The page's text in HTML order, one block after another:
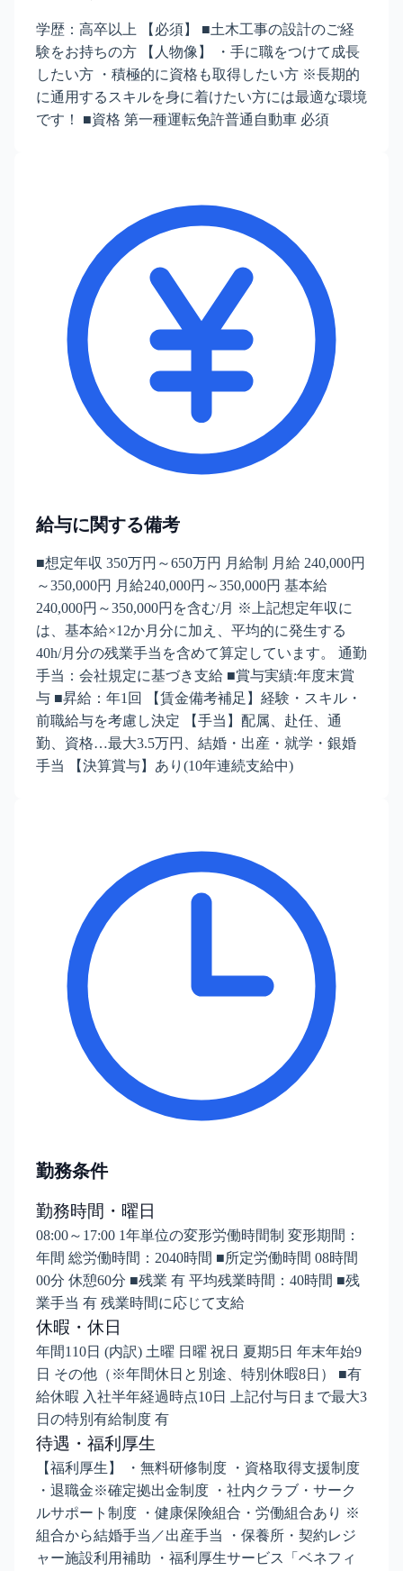
学歴：高卒以上 【必須】 ■土木工事の設計のご経
験をお持ちの方 【人物像】 ・手に職をつけて成長
したい方 ・積極的に資格も取得したい方 ※長期的
に通用するスキルを身に着けたい方には最適な環境
です！ ■資格 第一種運転免許普通自動車 必須
給与に関する備考
■想定年収 350万円～650万円 月給制 月給 240,000円
～350,000円 月給240,000円～350,000円 基本給
240,000円～350,000円を含む/月 ※上記想定年収に
は、基本給×12か月分に加え、平均的に発生する
40h/月分の残業手当を含めて算定しています。 通勤
手当：会社規定に基づき支給 ■賞与実績:年度末賞
与 ■昇給：年1回 【賃金備考補足】経験・スキル・
前職給与を考慮し決定 【手当】配属、赴任、通
勤、資格…最大3.5万円、結婚・出産・就学・銀婚
手当 【決算賞与】あり(10年連続支給中)
勤務条件
勤務時間・曜日
08:00～17:00 1年単位の変形労働時間制 変形期間：
年間 総労働時間：2040時間 ■所定労働時間 08時間
00分 休憩60分 ■残業 有 平均残業時間：40時間 ■残
業手当 有 残業時間に応じて支給
休暇・休日
年間110日 (内訳) 土曜 日曜 祝日 夏期5日 年末年始9
日 その他（※年間休日と別途、特別休暇8日） ■有
給休暇 入社半年経過時点10日 上記付与日まで最大3
日の特別有給制度 有
待遇・福利厚生
【福利厚生】 ・無料研修制度 ・資格取得支援制度
・退職金※確定拠出金制度 ・社内クラブ・サーク
ルサポート制度 ・健康保険組合・労働組合あり ※
組合から結婚手当／出産手当 ・保養所・契約レジ
ャー施設利用補助 ・福利厚生サービス「ベネフィ